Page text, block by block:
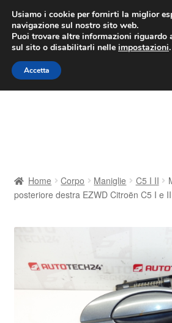
CONSEGNA da
Lun-Ven 9:00 - 16:00/
Vai
alla
navigazione
Vai
al
contenuto
Consegna
Contatto
Il mio account
Home Corpo Maniglie C5 I II
posteriore destra EZWD Citroën C5 I e
Usiamo i cookie per fornirti la miglior
navigazione sul nostro sito web.
Puoi trovare altre informazioni riguardo
sul sito o disabilitarli nelle impostazioni.
Accetta